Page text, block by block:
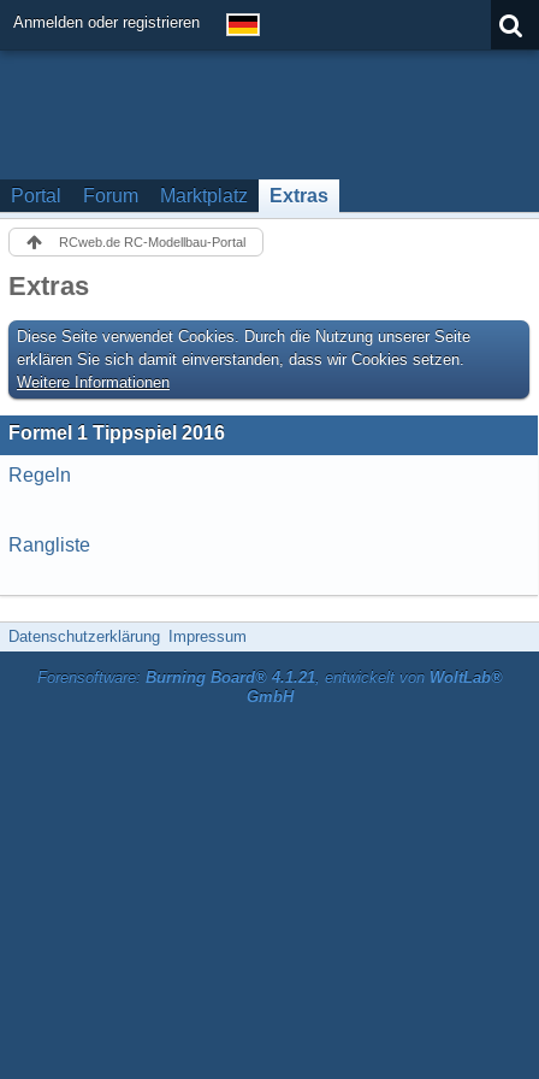
Anmelden oder registrieren
Portal Forum Marktplatz Extras
RCweb.de RC-Modellbau-Portal
Extras
Diese Seite verwendet Cookies. Durch die Nutzung unserer Seite
erklären Sie sich damit einverstanden, dass wir Cookies setzen.
Weitere Informationen
Formel 1 Tippspiel 2016
Regeln
Rangliste
Datenschutzerklärung Impressum
Forensoftware: Burning Board® 4.1.21, entwickelt von WoltLab®
GmbH